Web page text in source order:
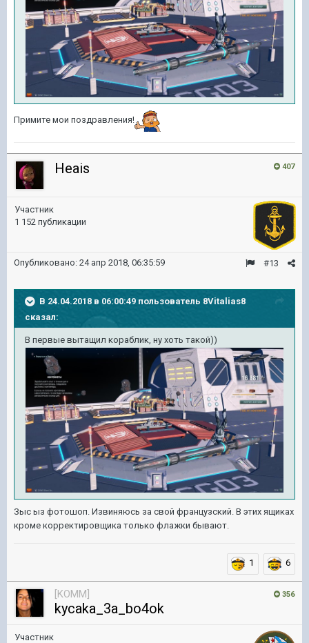
Примите мои поздравления!
407
Heais
Участник
1 152 публикации
#13
Опубликовано: 24 апр 2018, 06:35:59
В 24.04.2018 в 06:00:49 пользователь 8Vitalias8
сказал:
В первые вытащил кораблик, ну хоть такой))
Зыс ыз фотошоп. Извиняюсь за свой французский. В этих ящиках
кроме корректировщика только флажки бывают.
1 6
356
[KOMM]
kycaka_3a_bo4ok
Участник